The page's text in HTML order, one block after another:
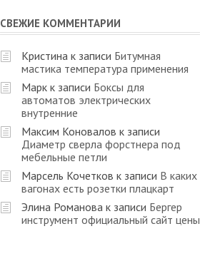
СВЕЖИЕ КОММЕНТАРИИ
Кристина к записи Битумная
мастика температура применения
Марк к записи Боксы для
автоматов электрических
внутренние
Максим Коновалов к записи
Диаметр сверла форстнера под
мебельные петли
Марсель Кочетков к записи В каких
вагонах есть розетки плацкарт
Элина Романова к записи Бергер
инструмент официальный сайт цены